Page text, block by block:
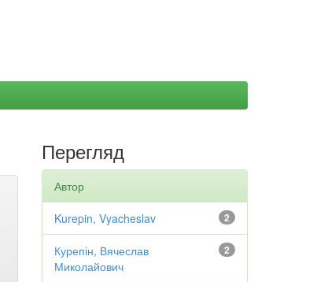
Перегляд
Автор
2
Kurepin, Vyacheslav
2
Курепін, Вячеслав
Миколайович